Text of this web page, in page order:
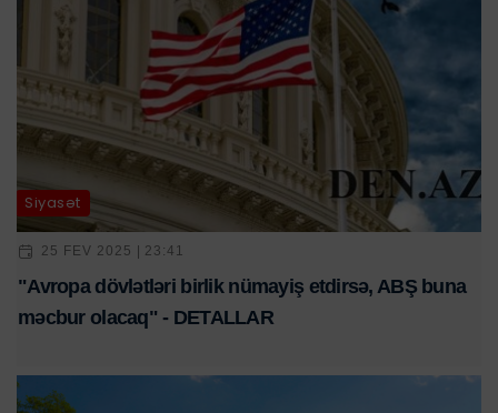
Siyasət
25 FEV 2025 | 23:41
"Avropa dövlətləri birlik nümayiş etdirsə, ABŞ buna
məcbur olacaq" - DETALLAR